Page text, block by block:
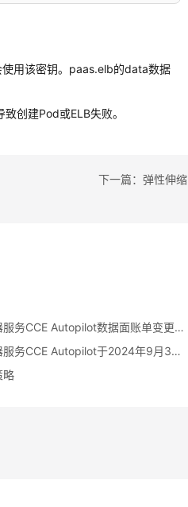
用该密钥。paas.elb的data数据
创建Pod或ELB失败。
下一篇：弹性伸缩
华为云容器服务CCE Autopilot数据面账单变更公告
华为云容器服务CCE Autopilot于2024年9月30日00:00（北京时间）转商
略